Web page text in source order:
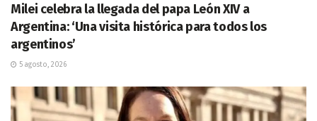
Milei celebra la llegada del papa León XIV a
Argentina: ‘Una visita histórica para todos los
argentinos’
5 agosto, 2026